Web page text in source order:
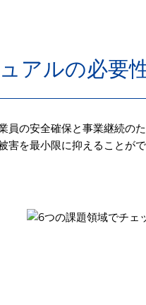
アルの必要
員の安全確保と事業継続の
害を最小限に抑えることが